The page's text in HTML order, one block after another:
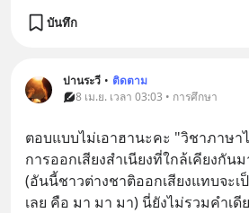
บันทึก
ปานระวี • ติดตาม
8 เม.ย. เวลา 03:03 • การศึกษา
ตอบแบบไม่เอาฮานะคะ "วิชาภาษา
การออกเสียงสำเนียงที่ใกล้เคียงกัน
(อันนี้ชาวต่างชาติออกเสียงแทบจะ
เลย คือ มา มา มา) นี่ยังไม่รวมคำเ